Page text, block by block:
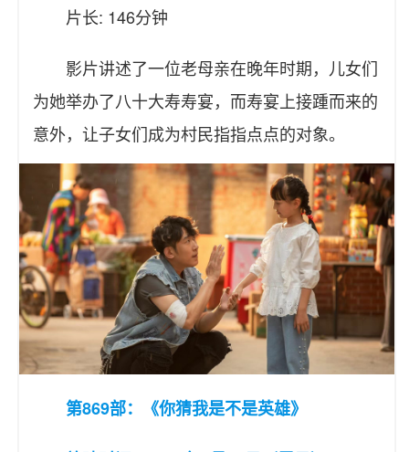
片长: 146分钟
影片讲述了一位老母亲在晚年时期，儿女们
为她举办了八十大寿寿宴，而寿宴上接踵而来的
意外，让子女们成为村民指指点点的对象。
第869部：《你猜我是不是英雄》